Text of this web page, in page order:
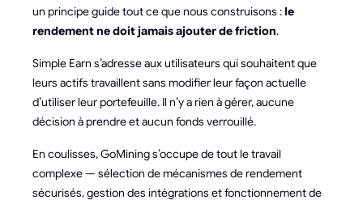
un principe guide tout ce que nous construisons :le
rendement ne doit jamais ajouter de friction.
Simple Earn s’adresse aux utilisateurs qui souhaitent que
leurs actifs travaillent sans modifier leur façon actuelle
d’utiliser leur portefeuille. Il n’y a rien à gérer, aucune
décision à prendre et aucun fonds verrouillé.
En coulisses, GoMining s’occupe de tout le travail
complexe — sélection de mécanismes de rendement
sécurisés, gestion des intégrations et fonctionnement de